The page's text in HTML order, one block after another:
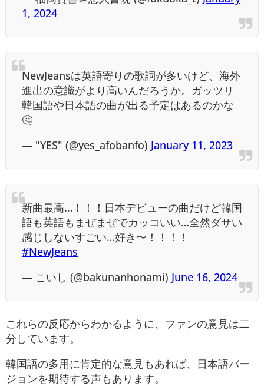
1, 2024
NewJeansは英語寄りの歌詞が多いけど、海外
進出の意識がより高いんだろうか。ガッツリ
韓国語や日本語の曲が出る予定はあるのかな
🤔
— "YES" (@yes_afobanfo) January 11, 2023
新曲最高…！！！日本デビューの曲だけど韓国
語も英語もまぜまぜでカッコいい…全然ダサい
感じしないすごい…好き〜！！！！
#NewJeans
— こいし (@bakunanhonami) June 16, 2024
これらの反応からわかるように、ファンの意見は二
分しています。
韓国語の多用に肯定的な意見もあれば、日本語バー
ジョンを期待する声もあります。